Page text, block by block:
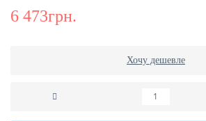
6 473грн.
Хочу дешевле